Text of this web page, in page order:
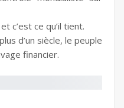
c’est ce qu’il tient.
d’un siècle, le peuple
financier.